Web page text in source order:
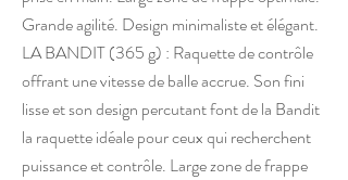
Grande agilité. Design minimaliste et élégant.
LA BANDIT (365 g) : Raquette de contrôle
offrant une vitesse de balle accrue. Son fini
lisse et son design percutant font de la Bandit
la raquette idéale pour ceux qui recherchent
puissance et contrôle. Large zone de frappe